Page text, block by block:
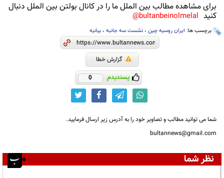
برای مشاهده مطالب بین الملل ما را در کانال بولتن بین الملل دنبال
کنید bultanbeinolmelal@
برچسب ها: ایران روسیه چین ، نشست سه جانبه ، بیانیه
گزارش خطا
پسندیدم 0
شما می توانید مطالب و تصاویر خود را به آدرس زیر ارسال فرمایید.
bultannews@gmail.com
نظر شما